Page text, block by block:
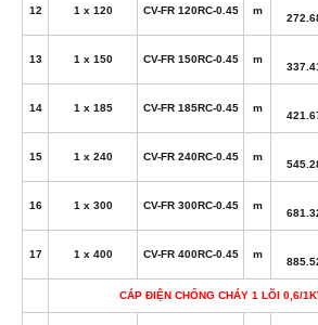
12 1 x 120 CV-FR 120RC-0.45 m
13 1 x 150 CV-FR 150RC-0.45 m
14 1 x 185 CV-FR 185RC-0.45 m
15 1 x 240 CV-FR 240RC-0.45 m
16 1 x 300 CV-FR 300RC-0.45 m
17 1 x 400 CV-FR 400RC-0.45 m
CÁP ĐIỆN CHỐNG CHÁY 1 LÕI 0,6/